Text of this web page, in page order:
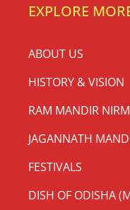
EXPLORE
ABOUT US
HISTORY & VISION
RAM MANDIR
JAGANNATH
FESTIVALS
DISH OF ODISHA